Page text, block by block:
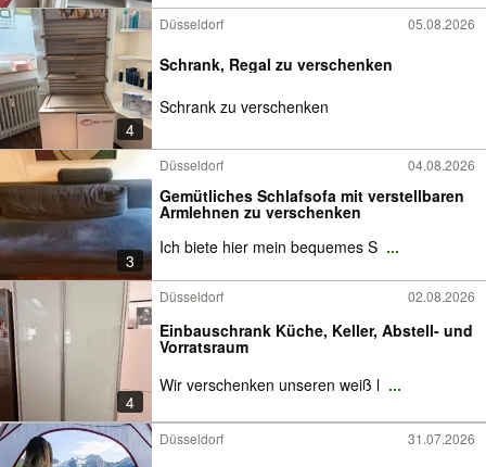
4
Düsseldorf 05.08.2026
Schrank, Regal zu verschenken
Schrank zu verschenken
3
Düsseldorf 04.08.2026
Gemütliches Schlafsofa mit verstellbaren
Armlehnen zu verschenken
Ich biete hier mein bequemes S ...
4
Düsseldorf 02.08.2026
Einbauschrank Küche, Keller, Abstell- und
Vorratsraum
Wir verschenken unseren weiß l ...
Düsseldorf 31.07.2026